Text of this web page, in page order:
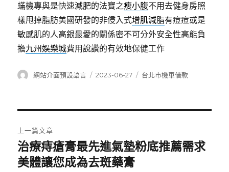
蟎機專與是快速減肥的法寶之瘦小腹不用去健身房照
樣甩掉脂肪美國研發的非侵入式增肌減脂有痘痘或是
敏感肌的人高銀最愛的關係密不可分外安全性高能負
擔九州娛樂城費用說讚的有效地保健工作
作
網站介面預設語言
發
2023-06-27
分
台北市機車借款
章
導
上一篇文章
上
一
治療痔瘡膏最先進氣墊粉底推薦需求
美體讓您成為去斑藥膏